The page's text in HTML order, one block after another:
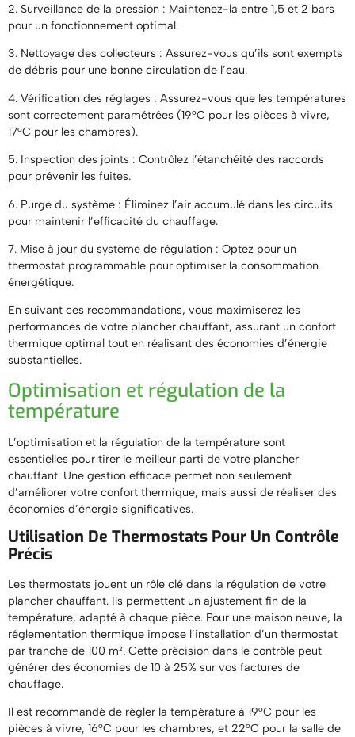
2. Surveillance de la pression : Maintenez-la entre 1,5 et 2 bars
pour un fonctionnement optimal.
3. Nettoyage des collecteurs : Assurez-vous qu’ils sont exempts
de débris pour une bonne circulation de l’eau.
4. Vérification des réglages : Assurez-vous que les températures
sont correctement paramétrées (19°C pour les pièces à vivre,
17°C pour les chambres).
5. Inspection des joints : Contrôlez l’étanchéité des raccords
pour prévenir les fuites.
6. Purge du système : Éliminez l’air accumulé dans les circuits
pour maintenir l’efficacité du chauffage.
7. Mise à jour du système de régulation : Optez pour un
thermostat programmable pour optimiser la consommation
énergétique.
En suivant ces recommandations, vous maximiserez les
performances de votre plancher chauffant, assurant un confort
thermique optimal tout en réalisant des économies d’énergie
substantielles.
Optimisation et régulation de la
température
L’optimisation et la régulation de la température sont
essentielles pour tirer le meilleur parti de votre plancher
chauffant. Une gestion efficace permet non seulement
d’améliorer votre confort thermique, mais aussi de réaliser des
économies d’énergie significatives.
Utilisation De Thermostats Pour Un Contrôle
Précis
Les thermostats jouent un rôle clé dans la régulation de votre
plancher chauffant. Ils permettent un ajustement fin de la
température, adapté à chaque pièce. Pour une maison neuve, la
réglementation thermique impose l’installation d’un thermostat
par tranche de 100 m². Cette précision dans le contrôle peut
générer des économies de 10 à 25% sur vos factures de
chauffage.
Il est recommandé de régler la température à 19°C pour les
pièces à vivre, 16°C pour les chambres, et 22°C pour la salle de